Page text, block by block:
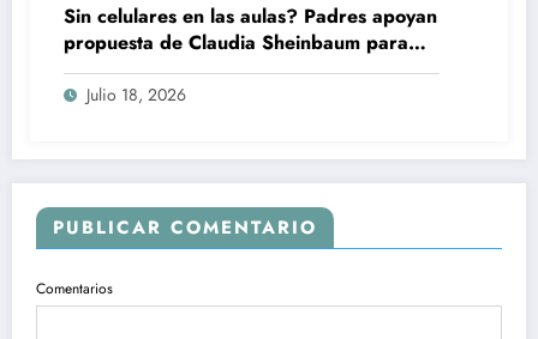
Sin celulares en las aulas? Padres apoyan
propuesta de Claudia Sheinbaum para
regular tecnología entre estudiantes
Julio 18, 2026
PUBLICAR COMENTARIO
Comentarios